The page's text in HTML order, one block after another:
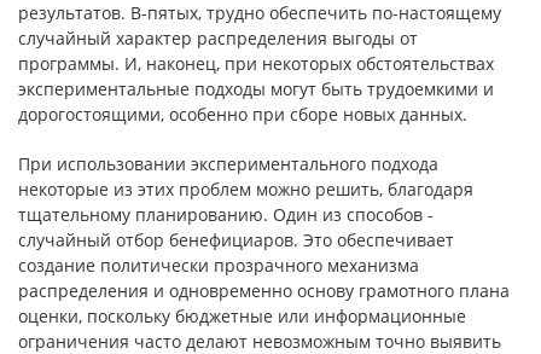
результатов. В-пятых, трудно обеспечить по-настоящему
случайный характер распределения выгоды от
программы. И, наконец, при некоторых обстоятельствах
экспериментальные подходы могут быть трудо­емкими и
дорогостоящими, особенно при сборе новых данных.
При использовании экспериментального подхода
некоторые из этих проблем можно решить, благодаря
тщательному планированию. Один из способов -
случайный отбор бенефициаров. Это обеспечивает
создание политически прозрачного механизма
распределения и одновременно осно­ву грамотного плана
оценки, поскольку бюджетные или информационные
ограничения часто делают невозможным точно выявить